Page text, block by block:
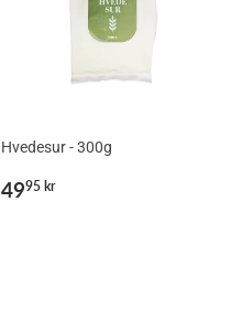
Hvedesur - 300g
Normalpris
4995 kr49,95